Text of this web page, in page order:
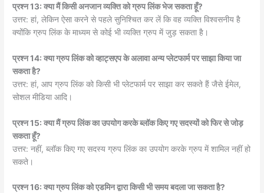
प्रश्न 13: क्या मैं किसी अनजान व्यक्ति को ग्रुप लिंक भेज सकता हूँ?
उत्तर: हां, लेकिन ऐसा करने से पहले सुनिश्चित कर लें कि वह व्यक्ति विश्वसनीय है
क्योंकि ग्रुप लिंक के माध्यम से कोई भी व्यक्ति ग्रुप में जुड़ सकता है।
प्रश्न 14: क्या ग्रुप लिंक को व्हाट्सएप के अलावा अन्य प्लेटफार्म पर साझा किया जा
सकता है?
उत्तर: हां, आप ग्रुप लिंक को किसी भी प्लेटफार्म पर साझा कर सकते हैं जैसे ईमेल,
सोशल मीडिया आदि।
प्रश्न 15: क्या मैं ग्रुप लिंक का उपयोग करके ब्लॉक किए गए सदस्यों को फिर से जोड़
सकता हूँ?
उत्तर: नहीं, ब्लॉक किए गए सदस्य ग्रुप लिंक का उपयोग करके ग्रुप में शामिल नहीं हो
सकते।
प्रश्न 16: क्या ग्रुप लिंक को एडमिन द्वारा किसी भी समय बदला जा सकता है?